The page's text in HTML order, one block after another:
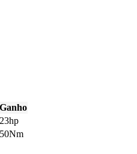
Ganho
23hp
50Nm